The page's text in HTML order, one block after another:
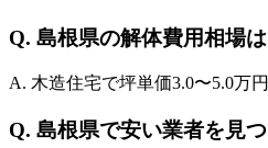
Q. 島根県の解体費用相場は
A. 木造住宅で坪単価3.0〜5.0万
Q. 島根県で安い業者を見